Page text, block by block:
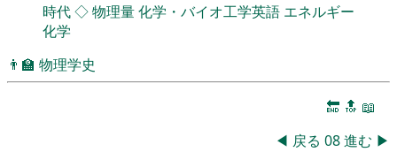
時代◇物理量化学・バイオ工学英語 エネルギー
化学
👨‍🏫 物理学史
🔚 🔝 📖
◀ 戻る 08進む ▶